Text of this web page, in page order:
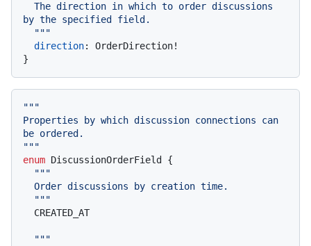
by the specified field.
  "
""
direction: OrderDirection!
}
"""
Properties by which discussion connections can
be ordered.
"""
enum DiscussionOrderField {
"""
  "
""
"""